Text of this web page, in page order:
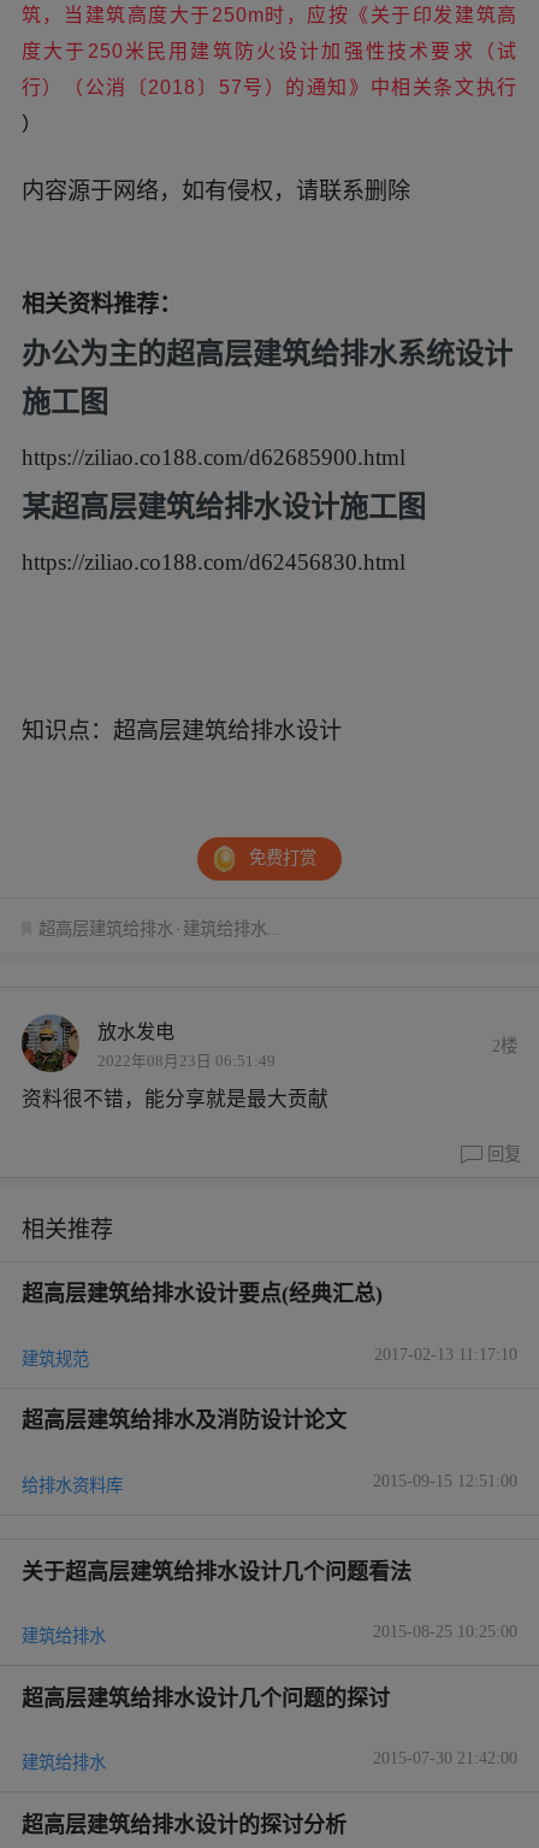
筑，当建筑高度大于250m时，应按《关于印发建筑高
度大于250米民用建筑防火设计加强性技术要求（试
行）（公消〔2018〕57号）的通知》中相关条文执行
）
内容源于网络，如有侵权，请联系删除
相关资料推荐：
办公为主的超高层建筑给排水系统设计
施工图
https://ziliao.co188.com/d62685900.html
某超高层建筑给排水设计施工图
https://ziliao.co188.com/d62456830.html
知识点：超高层建筑给排水设计
免费打赏
超高层建筑给排水 建筑给排水设计
放水发电
2022年08月23日 06:51:49
2楼
资料很不错，能分享就是最大贡献
回复
相关推荐
超高层建筑给排水设计要点(经典汇总)
建筑规范 2017-02-13 11:17:10
超高层建筑给排水及消防设计论文
给排水资料库 2015-09-15 12:51:00
关于超高层建筑给排水设计几个问题看法
建筑给排水 2015-08-25 10:25:00
超高层建筑给排水设计几个问题的探讨
建筑给排水 2015-07-30 21:42:00
超高层建筑给排水设计的探讨分析